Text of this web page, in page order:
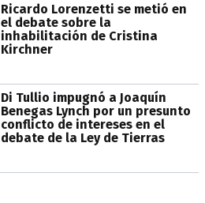
Ricardo Lorenzetti se metió en
el debate sobre la
inhabilitación de Cristina
Kirchner
Di Tullio impugnó a Joaquín
Benegas Lynch por un presunto
conflicto de intereses en el
debate de la Ley de Tierras